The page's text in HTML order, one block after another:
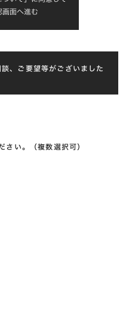
画面へ進む
、ご要望等がございました
さい。（複数選択可）